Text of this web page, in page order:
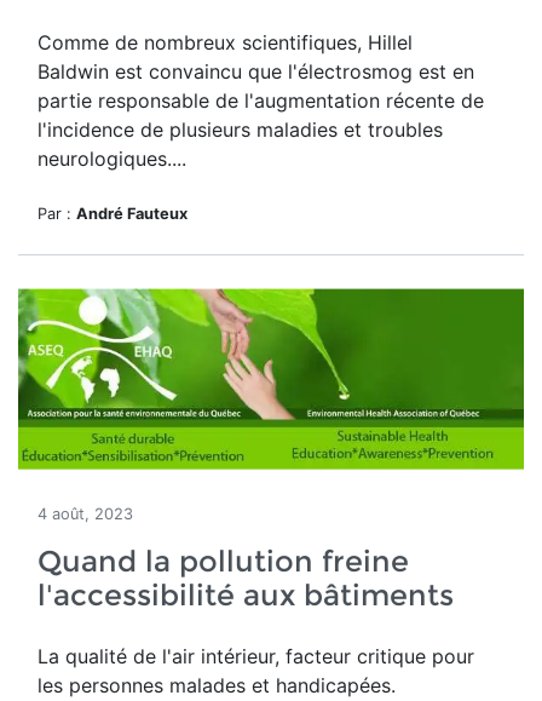
Comme de nombreux scientifiques, Hillel
Baldwin est convaincu que l'électrosmog est en
partie responsable de l'augmentation récente de
l'incidence de plusieurs maladies et troubles
neurologiques....
Par : André Fauteux
4 août, 2023
Quand la pollution freine
l'accessibilité aux bâtiments
La qualité de l'air intérieur, facteur critique pour
les personnes malades et handicapées.